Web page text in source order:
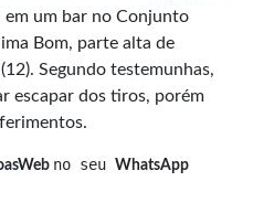
em um bar no Conjunto
Bom, parte alta de
Segundo testemunhas,
escapar dos tiros, porém
no seu WhatsApp